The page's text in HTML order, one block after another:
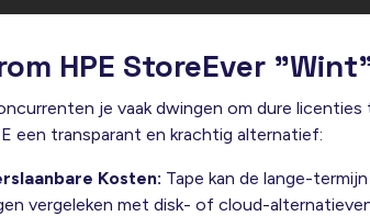
HPE StoreEver
je vaak dwingen om dure
een transparant en krachtig alternatief:
Kosten: Tape kan de lange-
vergeleken met disk- of cloud-